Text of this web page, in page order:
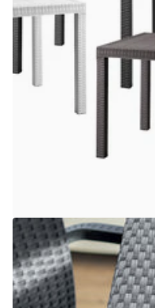
Bica
Bica Tavolo Dallas Effetto
Rattan 80X80Cm Resistente
Esterni
Spedizione gratuita